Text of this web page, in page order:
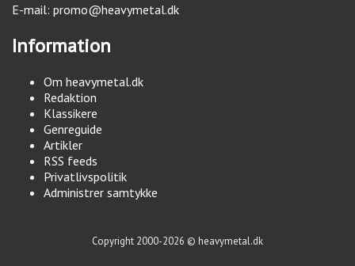
E-mail: promo@heavymetal.dk
Information
Om heavymetal.dk
Redaktion
Klassikere
Genreguide
Artikler
RSS feeds
Privatlivspolitik
Administrer samtykke
Copyright 2000-2026 © heavymetal.dk